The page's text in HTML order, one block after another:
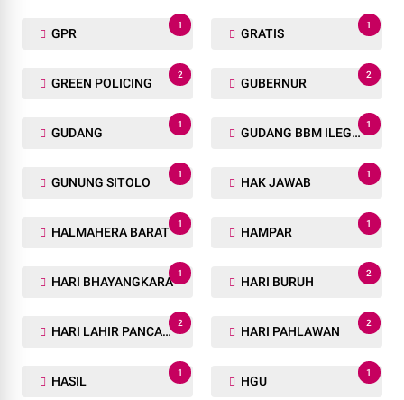
GPR
1
GRATIS
1
GREEN POLICING
2
GUBERNUR
2
GUDANG
1
GUDANG BBM ILEGAL
1
GUNUNG SITOLO
1
HAK JAWAB
1
HALMAHERA BARAT
1
HAMPAR
1
HARI BHAYANGKARA
1
HARI BURUH
2
HARI LAHIR PANCASILA
2
HARI PAHLAWAN
2
HASIL
1
HGU
1